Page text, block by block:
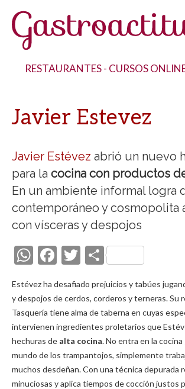
RESTAURANTES- CURSOS
Javier Estevez
Javier Estévez abrió un nuevo
para la cocina con productos
En un ambiente informal logra
contemporáneo y cosmopolita
con vísceras y despojos
W
at
s
A
p
p
F
e
b
o
o
k
T
itt
er
C
m
p
ar
ti
r
Estévez ha desafiado prejuicios y tabúes
y despojos de cerdos, corderos y terneras. Su
Tasquería tiene alma de taberna en cuyas
intervienen ingredientes proletarios que
hechuras de alta cocina. No entra en la cocina
mundo de los trampantojos, simplemente
muchos desdeñan. Con una técnica depurada
minuciosas y aplica tiempos de cocción justos